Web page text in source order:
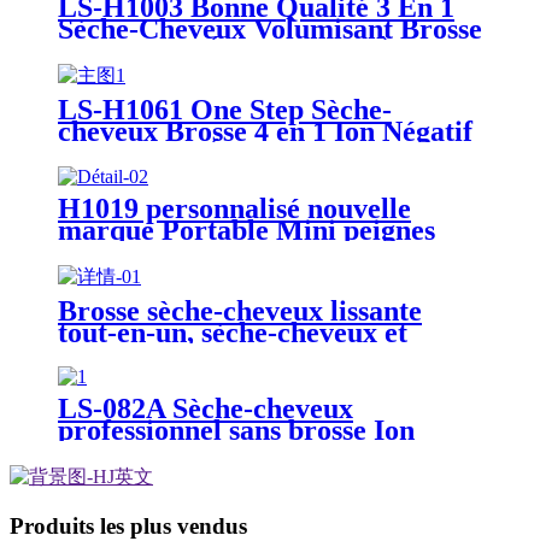
cheveux Brosse
LS-H1003 Bonne Qualité 3 En 1
Sèche-Cheveux Volumisant Brosse
Peigne Une Étape Brosse À Air
Chaud Sèche-cheveux Styler Avec
Fonction Ionique
LS-H1061 One Step Sèche-
cheveux Brosse 4 en 1 Ion Négatif
Lisseur Kit Électrique Air Chaud
Sèche-Cheveux Brosse Peigne
H1019 personnalisé nouvelle
marque Portable Mini peignes
défriser les cheveux peigne à
vapeur défriser les cheveux
Brosse sèche-cheveux lissante
tout-en-un, sèche-cheveux et
brosse à air chaud
LS-082A Sèche-cheveux
professionnel sans brosse Ion
cheveux Intelligent BLDC Sèche-
cheveux 3 vitesses 1600W
Produits les plus vendus